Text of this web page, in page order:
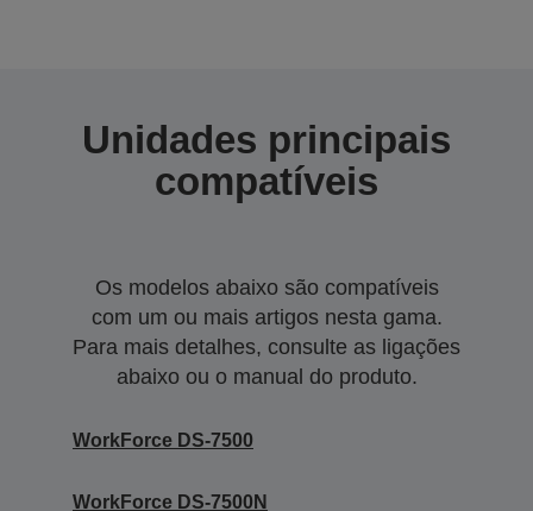
Unidades principais
compatíveis
Os modelos abaixo são compatíveis
com um ou mais artigos nesta gama.
Para mais detalhes, consulte as ligações
abaixo ou o manual do produto.
WorkForce DS-7500
WorkForce DS-7500N